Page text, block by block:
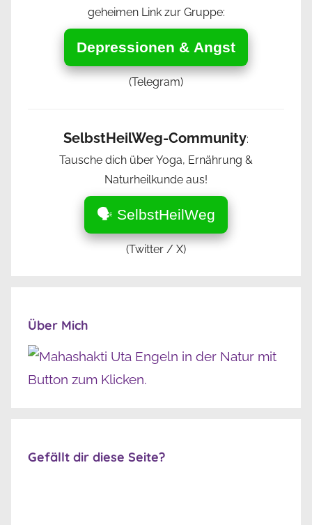
geheimen Link zur Gruppe:
Depressionen & Angst
(Telegram)
SelbstHeilWeg-Community:
Tausche dich über Yoga, Ernährung &
Naturheilkunde aus!
🗣️ SelbstHeilWeg
(Twitter / X)
Über Mich
Gefällt dir diese Seite?